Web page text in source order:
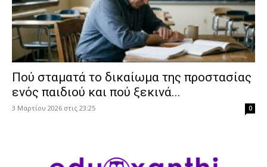
Πού σταματά το δικαίωμα της προστασίας
ενός παιδιού και πού ξεκινά...
3 Μαρτίου 2026 στις 23:25 0